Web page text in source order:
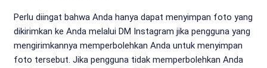
Perlu diingat bahwa Anda hanya dapat menyimpan foto yang
dikirimkan ke Anda melalui DM Instagram jika pengguna yang
mengirimkannya memperbolehkan Anda untuk menyimpan
foto tersebut. Jika pengguna tidak memperbolehkan Anda